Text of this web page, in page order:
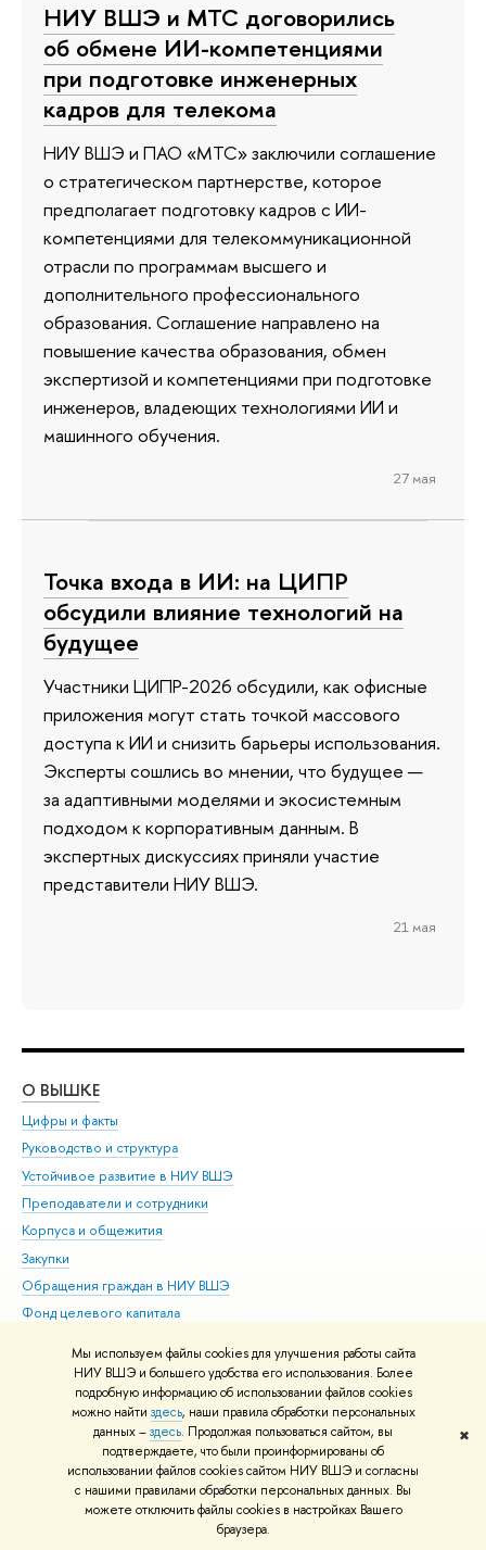
Мы используем файлы cookies для улучшения работы сайта
НИУ ВШЭ и большего удобства его использования. Более
подробную информацию об использовании файлов cookies
можно найти здесь, наши правила обработки персональных
данных –здесь. Продолжая пользоваться сайтом, вы
подтверждаете, что были проинформированы об
использовании файлов cookies сайтом НИУ ВШЭ и согласны
с нашими правилами обработки персональных данных. Вы
можете отключить файлы cookies в настройках Вашего
браузера.
✖
НИУ ВШЭ и МТС договорились
об обмене ИИ-компетенциями
при подготовке инженерных
кадров для телекома
НИУ ВШЭ и ПАО «МТС» заключили соглашение
о стратегическом партнерстве, которое
предполагает подготовку кадров с ИИ-
компетенциями для телекоммуникационной
отрасли по программам высшего и
дополнительного профессионального
образования. Соглашение направлено на
повышение качества образования, обмен
экспертизой и компетенциями при подготовке
инженеров, владеющих технологиями ИИ и
машинного обучения.
27 мая
Точка входа в ИИ: на ЦИПР
обсудили влияние технологий на
будущее
Участники ЦИПР-2026 обсудили, как офисные
приложения могут стать точкой массового
доступа к ИИ и снизить барьеры использования.
Эксперты сошлись во мнении, что будущее —
за адаптивными моделями и экосистемным
подходом к корпоративным данным. В
экспертных дискуссиях приняли участие
представители НИУ ВШЭ.
21 мая
О ВЫШКЕ
Цифры и факты
Руководство и структура
Устойчивое развитие в НИУ ВШЭ
Преподаватели и сотрудники
Корпуса и общежития
Закупки
Обращения граждан в НИУ ВШЭ
Фонд целевого капитала
Сведения о доходах, расходах, об имуществе и
обязательствах имущественного характера
Сведения об образовательной организации
Людям с ограниченными возможностями здоровья
Единая платежная страница
Работа в Вышке